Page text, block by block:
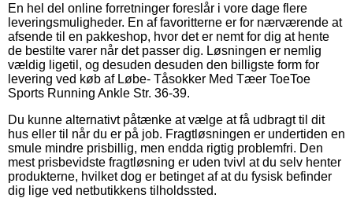
En hel del online forretninger foreslår i vore dage flere
leveringsmuligheder. En af favoritterne er for nærværende at
afsende til en pakkeshop, hvor det er nemt for dig at hente
de bestilte varer når det passer dig. Løsningen er nemlig
vældig ligetil, og desuden desuden den billigste form for
levering ved køb af Løbe- Tåsokker Med Tæer ToeToe
Sports Running Ankle Str. 36-39.
Du kunne alternativt påtænke at vælge at få udbragt til dit
hus eller til når du er på job. Fragtløsningen er undertiden en
smule mindre prisbillig, men endda rigtig problemfri. Den
mest prisbevidste fragtløsning er uden tvivl at du selv henter
produkterne, hvilket dog er betinget af at du fysisk befinder
dig lige ved netbutikkens tilholdssted.